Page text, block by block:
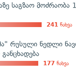
საგზაო
241 ნახვა
რუსული ნედლი
177 ნახვა